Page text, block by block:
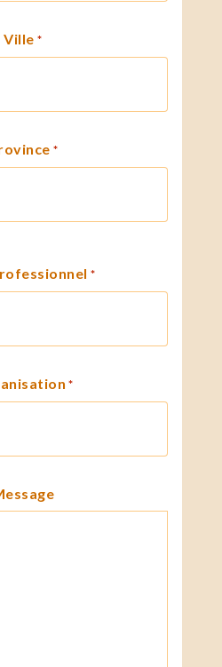
Ville *
*
*
*